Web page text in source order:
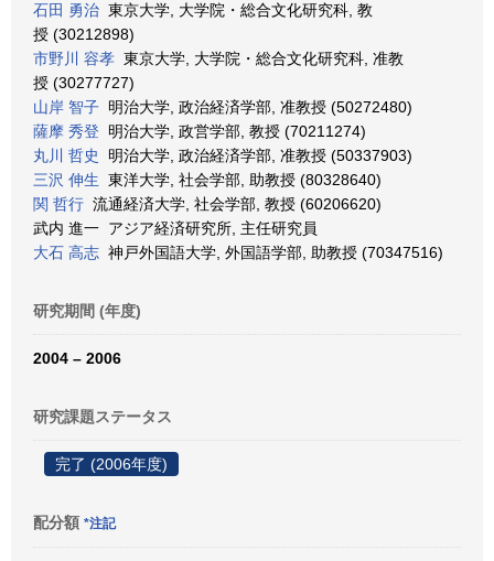
石田 勇治 東京大学, 大学院・総合文化研究科, 教
授 (30212898)
市野川 容孝 東京大学, 大学院・総合文化研究科, 准教
授 (30277727)
山岸 智子 明治大学, 政治経済学部, 准教授 (50272480)
薩摩 秀登 明治大学, 政営学部, 教授 (70211274)
丸川 哲史
明治大学, 政治経済学部, 准教授 (50337903)
三沢 伸生 東洋大学, 社会学部, 助教授 (80328640)
関 哲行 流通経済大学, 社会学部, 教授 (60206620)
武内 進一 アジア経済研究所, 主任研究員
大石 高志 神戸外国語大学, 外国語学部, 助教授 (70347516)
研究期間 (年度)
2004 – 2006
研究課題ステータス
完了 (2006年度)
配分額 *注記